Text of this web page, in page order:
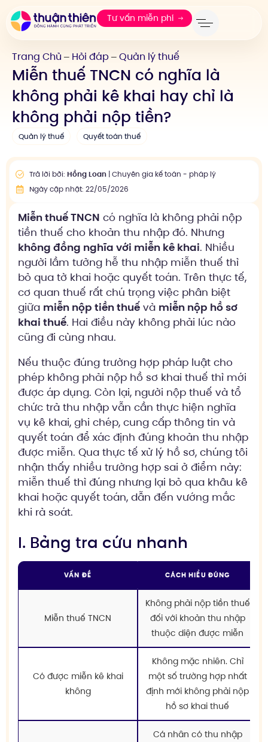
Tư vấn miễn phí
Trang Chủ — Hỏi đáp — Quản lý thuế
Miễn thuế TNCN có nghĩa là
không phải kê khai hay chỉ là
không phải nộp tiền?
Quản lý thuế Quyết toán thuế
Trả lời bởi: Hồng Loan| Chuyên gia kế toán - pháp lý
Ngày cập nhật: 22/05/2026
Miễn thuế TNCN có nghĩa là không phải nộp
tiền thuế cho khoản thu nhập đó. Nhưng
không đồng nghĩa với miễn kê khai. Nhiều
người lầm tưởng hễ thu nhập miễn thuế thì
bỏ qua tờ khai hoặc quyết toán. Trên thực tế,
cơ quan thuế rất chú trọng việc phân biệt
giữa miễn nộp tiền thuế và miễn nộp hồ sơ
khai thuế. Hai điều này không phải lúc nào
cũng đi cùng nhau.
Nếu thuộc đúng trường hợp pháp luật cho
phép không phải nộp hồ sơ khai thuế thì mới
được áp dụng. Còn lại, người nộp thuế và tổ
chức trả thu nhập vẫn cần thực hiện nghĩa
vụ kê khai, ghi chép, cung cấp thông tin và
quyết toán để xác định đúng khoản thu nhập
được miễn. Qua thực tế xử lý hồ sơ, chúng tôi
nhận thấy nhiều trường hợp sai ở điểm này:
miễn thuế thì đúng nhưng lại bỏ qua khâu kê
khai hoặc quyết toán, dẫn đến vướng mắc
khi rà soát.
I. Bảng tra cứu nhanh
VẤN ĐỀ CÁCH HIỂU ĐÚNG
Miễn thuế TNCN
Không phải nộp tiền thuế
đối với khoản thu nhập
thuộc diện được miễn
Có được miễn kê khai
không
Không mặc nhiên. Chỉ
một số trường hợp nhất
định mới không phải nộp
hồ sơ khai thuế
Cá nhân có thu nhập